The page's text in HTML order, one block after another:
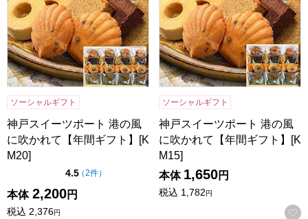
ソーシャルギフト
神戸スイーツポート 港の風
に吹かれて【年間ギフト】[K
M20]
4.5点（5点満点中）
（2件の評価
）
本体 2,200円
税込 2,376円
ソーシャルギフト
神戸スイーツポート 港の風
に吹かれて【年間ギフト】[K
M15]
本体 1,650円
税込 1,782円